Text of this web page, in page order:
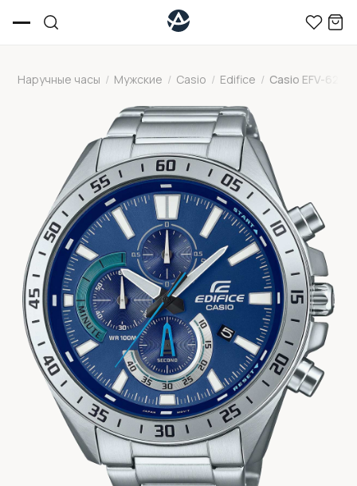
Наручные часы / Мужские / Casio / Edifice / Casio EFV-